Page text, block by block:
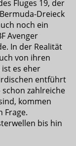
Fluges 19, der
Dreieck
noch ein
Avenger
In der Realität
von ihren
es eher
entführt
zahlreiche
kommen
Frage.
bis hin